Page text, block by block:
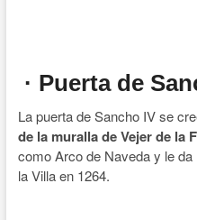
· Puerta de
La puerta de Sancho IV se
de la muralla de Vejer de la
como Arco de Naveda y le
la Villa en 1264.